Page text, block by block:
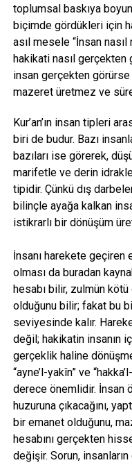
toplumsal baskıya
biçimde gördükleri için
asıl mesele “İnsan
hakikati nasıl gerçekten
insan gerçekten
mazeret üretmez ve
Kur’an’ın insan tipleri
biri de budur. Bazı
bazıları ise görerek,
marifetle ve derin
tipidir. Çünkü dış
bilinçle ayağa kalkan
istikrarlı bir dönüşüm
İnsanı harekete
olması da buradan
hesabı bilir, zulmün
olduğunu bilir; fakat bu
seviyesinde kalır.
değil; hakikatin insanın
gerçeklik haline
“ayne’l-yakîn” ve
derece önemlidir. İnsan
huzuruna çıkacağını,
bir emanet olduğunu,
hesabını gerçekten
değişir. Sorun,